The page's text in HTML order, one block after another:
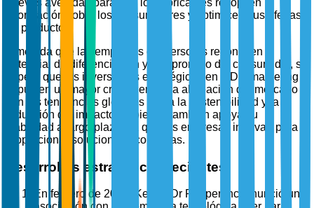
información sobre los consumidores y optimicen sus ofertas
de productos.
A medida que las empresas e inversores reconocen el
potencial de diferenciación y compromiso del consumidor, se
espera que las inversiones estratégicas en I+D y marketing
impulsen un mayor crecimiento. La alineación del mercado
con las tendencias globales hacia la sostenibilidad y la
reducción del impacto ambiental también apoya su
viabilidad a largo plazo, ya que las empresas innovan para
proporcionar soluciones ecológicas.
Desarrollos estratégicos recientes
En febrero de 2025, Keurig Dr Pepper Inc. anunció una